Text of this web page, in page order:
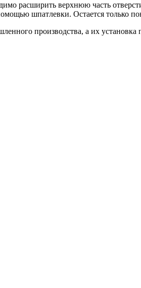
расширить верхнюю часть
шпатлевки. Остается только
производства, а их установка